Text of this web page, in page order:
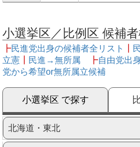
小選挙区／比例区 候補
┣民進党出身の候補者全リスト
立憲
民進→無所属 ┣自由党出
党から希望or無所属立候補
小選挙区 で探す
北海道・東北